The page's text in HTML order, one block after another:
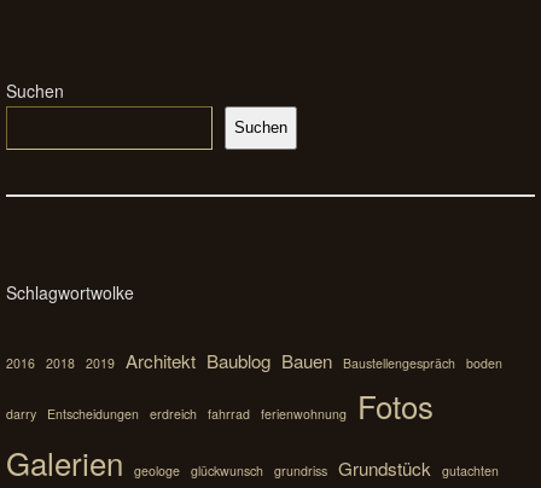
Suchen
Suchen
Schlagwortwolke
2016 2018 2019 Architekt Baublog Bauen Baustellengespräch boden
darry Entscheidungen erdreich fahrrad ferienwohnung
Fotos
Galerien
geologe glückwunsch grundriss Grundstück gutachten